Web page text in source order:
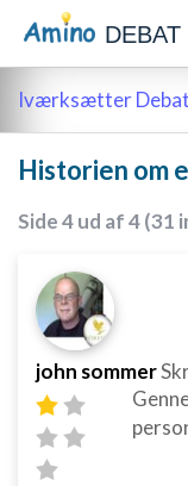
DEBAT
Iværksætter
Historien om
Side 4 ud af 4 (31
john sommer